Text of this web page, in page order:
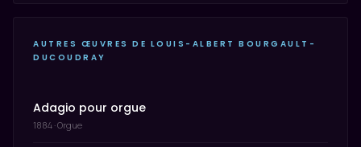
AUTRES ŒUVRES DE LOUIS-ALBERT BOURGAULT-
DUCOUDRAY
Adagio pour orgue
1884 · Orgue